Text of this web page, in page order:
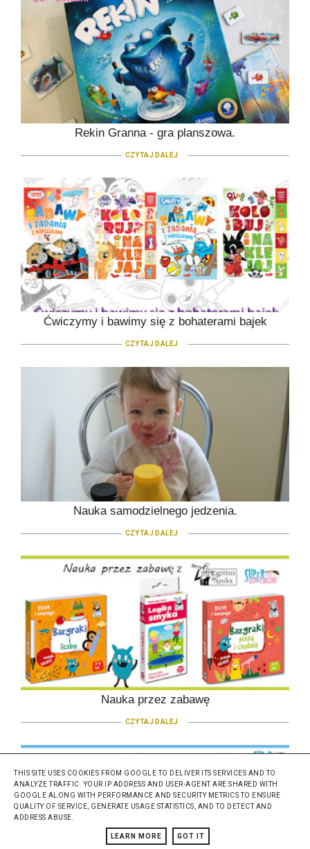
Rekin Granna - gra planszowa.
CZYTAJ DALEJ
Ćwiczymy i bawimy się z bohaterami bajek
CZYTAJ DALEJ
Nauka samodzielnego jedzenia.
CZYTAJ DALEJ
Nauka przez zabawę
CZYTAJ DALEJ
THIS SITE USES COOKIES FROM GOOGLE TO DELIVER ITS SERVICES AND TO
ANALYZE TRAFFIC. YOUR IP ADDRESS AND USER-AGENT ARE SHARED WITH
GOOGLE ALONG WITH PERFORMANCE AND SECURITY METRICS TO ENSURE
QUALITY OF SERVICE, GENERATE USAGE STATISTICS, AND TO DETECT AND
ADDRESS ABUSE.
LEARN MORE GOT IT